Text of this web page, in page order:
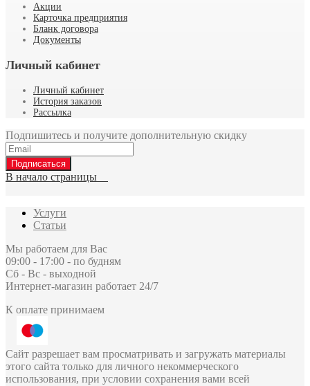
Акции
Карточка предприятия
Бланк договора
Документы
Личный кабинет
Личный кабинет
История заказов
Рассылка
Подпишитесь и получите дополнительную скидку
Подписаться
В начало страницы
Услуги
Статьи
Мы работаем для Вас
09:00 - 17:00 - по будням
Сб - Вс - выходной
Интернет-магазин работает 24/7
К оплате принимаем
Сайт разрешает вам просматривать и загружать материалы
этого сайта только для личного некоммерческого
использования, при условии сохранения вами всей